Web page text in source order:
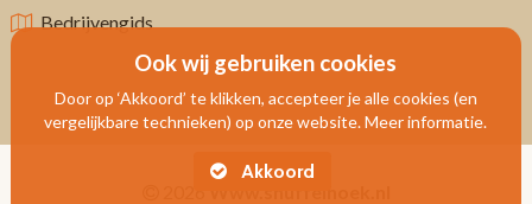
Bedrijvengids
Ook wij gebruiken cookies
Door op ‘Akkoord’ te klikken, accepteer je alle cookies (en
vergelijkbare technieken) op onze website. Meer informatie.
Akkoord